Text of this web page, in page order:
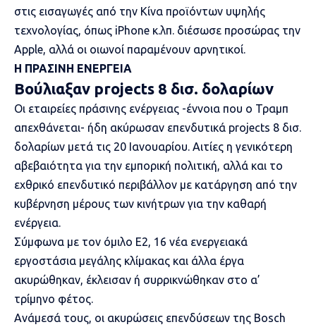
στις εισαγωγές από την Κίνα προϊόντων υψηλής
τεχνολογίας, όπως iPhone κ.λπ. διέσωσε προσώρας την
Apple, αλλά οι οιωνοί παραμένουν αρνητικοί.
Η ΠΡΑΣΙΝΗ ΕΝΕΡΓΕΙΑ
Βούλιαξαν projects 8 δισ. δολαρίων
Οι εταιρείες πράσινης ενέργειας -έννοια που ο Τραμπ
απεχθάνεται- ήδη ακύρωσαν επενδυτικά projects 8 δισ.
δολαρίων μετά τις 20 Ιανουαρίου. Αιτίες η γενικότερη
αβεβαιότητα για την εμπορική πολιτική, αλλά και το
εχθρικό επενδυτικό περιβάλλον με κατάργηση από την
κυβέρνηση μέρους των κινήτρων για την καθαρή
ενέργεια.
Σύμφωνα με τον όμιλο E2, 16 νέα ενεργειακά
εργοστάσια μεγάλης κλίμακας και άλλα έργα
ακυρώθηκαν, έκλεισαν ή συρρικνώθηκαν στο α’
τρίμηνο φέτος.
Ανάμεσά τους, οι ακυρώσεις επενδύσεων της Bosch